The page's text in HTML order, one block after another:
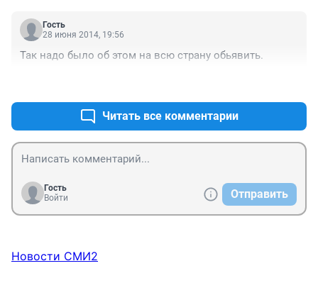
Гость
28 июня 2014, 19:56
Так надо было об этом на всю страну обьявить.
Читать все комментарии
Гость
Войти
Отправить
Новости СМИ2